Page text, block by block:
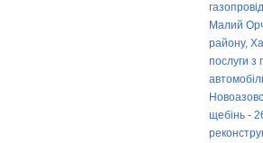
Малий
району,
послуги з
щебінь -